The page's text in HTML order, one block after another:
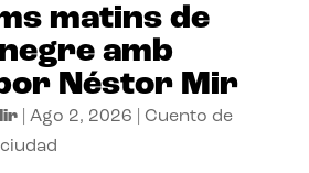
matins de
amb
Néstor Mir
| Ago 2, 2026
Cuento de